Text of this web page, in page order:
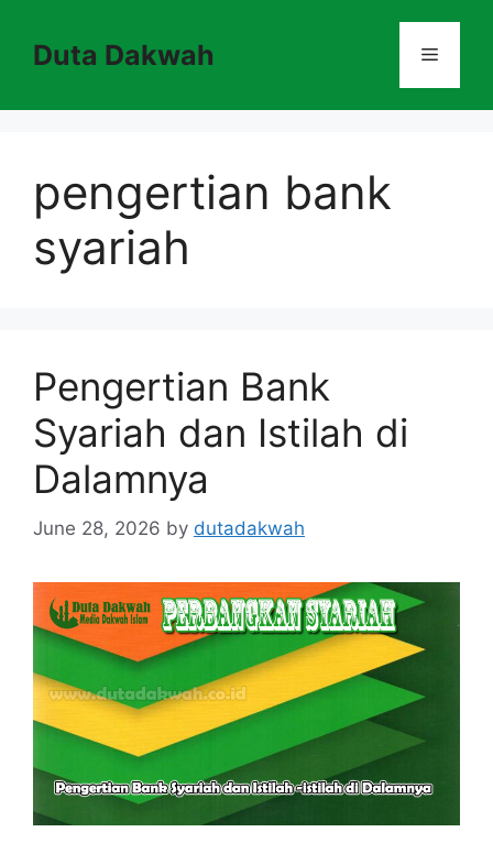
contentDuta Dakwah Menu
pengertian bank
syariah
Pengertian Bank
Syariah dan Istilah di
Dalamnya
June 28, 2026 by dutadakwah